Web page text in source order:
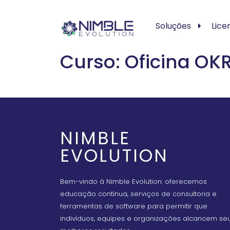
Soluções
Curso: Oficina
NIMBLE
EVOLUTION
Bem-vindo à Nimble Evolution: oferecemos
educação contínua, serviços de consultoria e
ferramentas de software para permitir que
indivíduos, equipes e organizações alcancem